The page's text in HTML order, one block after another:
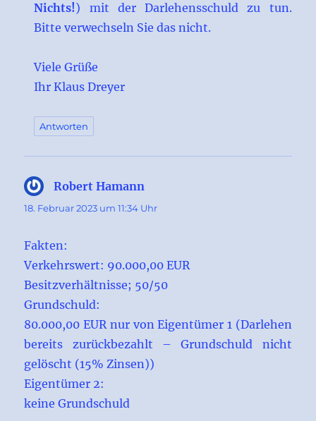
Nichts!) mit der Darlehensschuld zu tun.
Bitte verwechseln Sie das nicht.
Viele Grüße
Ihr Klaus Dreyer
Antworten
Robert Hamann
18. Februar 2023 um 11:34 Uhr
Fakten:
Verkehrswert: 90.000,00 EUR
Besitzverhältnisse; 50/50
Grundschuld:
80.000,00 EUR nur von Eigentümer 1 (Darlehen
bereits zurückbezahlt – Grundschuld nicht
gelöscht (15% Zinsen))
Eigentümer 2:
keine Grundschuld